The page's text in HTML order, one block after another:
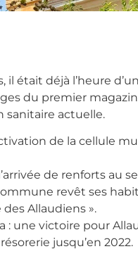
il était déjà l’heure
du premier
sanitaire actuelle.
de la cellule
de renforts au
revêt ses
Allaudiens ».
: une victoire pour
jusqu’en 2022.